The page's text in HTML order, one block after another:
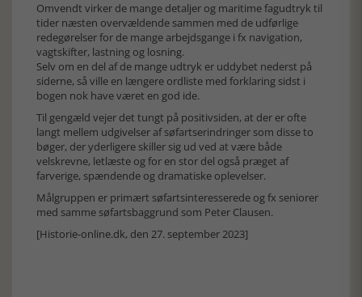
Omvendt virker de mange detaljer og maritime fagudtryk til
tider næsten overvældende sammen med de udførlige
redegørelser for de mange arbejdsgange i fx navigation,
vagtskifter, lastning og losning.
Selv om en del af de mange udtryk er uddybet nederst på
siderne, så ville en længere ordliste med forklaring sidst i
bogen nok have været en god ide.
Til gengæld vejer det tungt på positivsiden, at der er ofte
langt mellem udgivelser af søfartserindringer som disse to
bøger, der yderligere skiller sig ud ved at være både
velskrevne, letlæste og for en stor del også præget af
farverige, spændende og dramatiske oplevelser.
Målgruppen er primært søfartsinteresserede og fx seniorer
med samme søfartsbaggrund som Peter Clausen.
[Historie-online.dk, den 27. september 2023]